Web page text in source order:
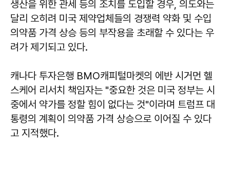
생산을 위한 관세 등의 조치를 도입할 경우, 의도와는
달리 오히려 미국 제약업체들의 경쟁력 약화 및 수입
의약품 가격 상승 등의 부작용을 초래할 수 있다는 우
려가 제기되고 있다.
캐나다 투자은행 BMO캐피털마켓의 에반 시거먼 헬
스케어 리서치 책임자는 "중요한 것은 미국 정부는 시
중에서 약가를 정할 힘이 없다는 것"이라며 트럼프 대
통령의 계획이 의약품 가격 상승으로 이어질 수 있다
고 지적했다.